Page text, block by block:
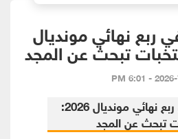
ربع نهائي مونديال